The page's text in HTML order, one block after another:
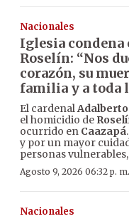
Nacionales
Iglesia condena
Roselín: “Nos
corazón, su
familia y a toda
El cardenal
el homicidio de
ocurrido en Caazapá
y por un mayor
personas
Agosto 9, 2026 06:32 p. m.
Nacionales